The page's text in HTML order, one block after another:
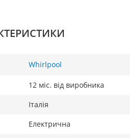
Whirlpool
12 міс. від виробника
Італія
Електрична